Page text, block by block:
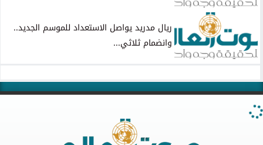
ريال مدريد يواصل الاستعداد للموسم الجديد..
وانضمام ثلاثي...